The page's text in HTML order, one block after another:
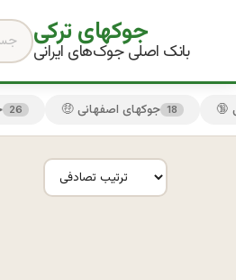
جوکهای ترکی
بانک اصلی جوک‌های ایرانی
26 🤑 جوکهای اصفهانی 18